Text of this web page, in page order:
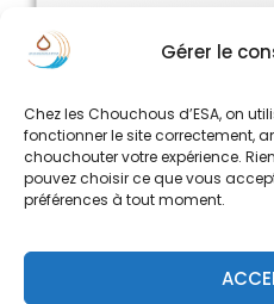
Gérer le
Chez les Chouchous d’ESA, on
fonctionner le site correctement,
chouchouter votre expérience.
pouvez choisir ce que vous
préférences à tout moment.
Tamis filtrant inox ou inox
Choix